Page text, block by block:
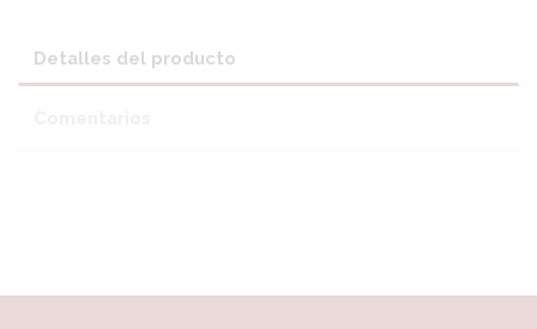
Detalles del producto